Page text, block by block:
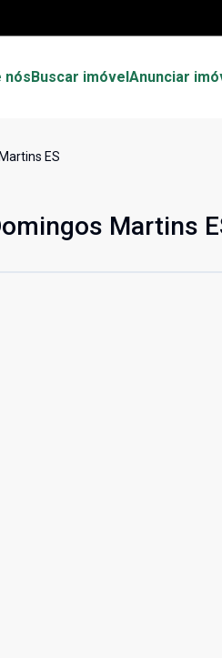
nósBuscar imóvelAnunciar
ES
Martins